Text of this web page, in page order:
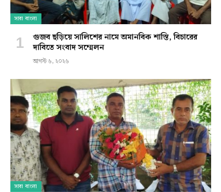
সারা বাংলা
গুজব ছড়িয়ে সালিশের নামে অমানবিক শাস্তি, বিচারের
দাবিতে সংবাদ সম্মেলন
আগস্ট ৬, ২০২৬
সারা বাংলা